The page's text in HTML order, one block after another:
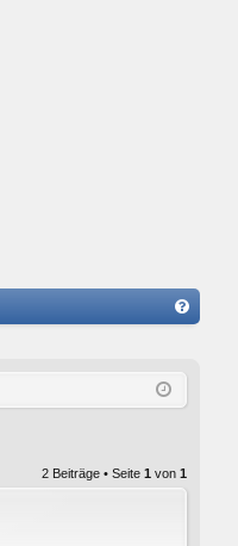
Q
2 Beiträge • Seite 1 von 1